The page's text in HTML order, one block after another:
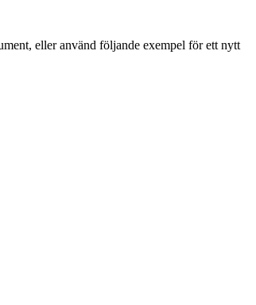
eller använd följande exempel för ett nytt